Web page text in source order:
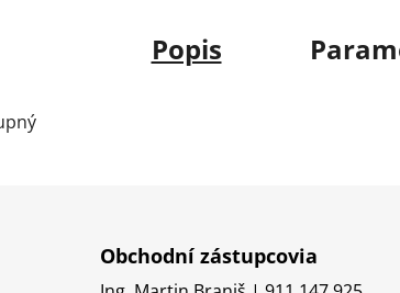
Popis
Obchodní zástupcovia